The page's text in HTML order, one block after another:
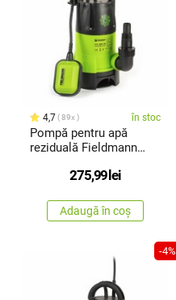
4,7 89x în stoc
Pompă pentru apă
reziduală Fieldmann
275,99 lei
Adaugă în coș
-4%